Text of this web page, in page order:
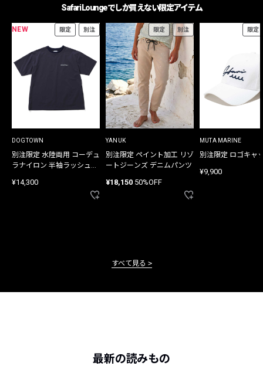
Safari Loungeでしか買えない限定アイテム
NEW 限定 別注
DOGTOWN
別注限定 水陸両用 コーデュ
ラナイロン 半袖ラッシュガ
¥14,300
限定 別注
YANUK
別注限定 ペイント加工 リゾ
ートジーンズ デニムパンツ
¥18,150 50%OFF
限定
MUTA MARINE
別注限定 ロゴキャ
¥9,900
すべて見る
最新の読みもの